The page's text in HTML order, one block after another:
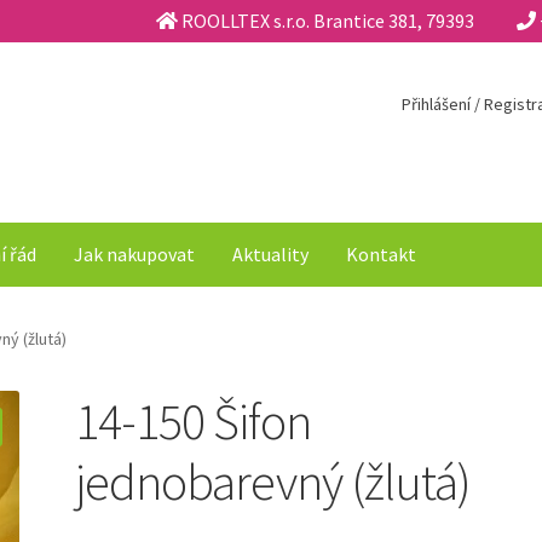
ROOLLTEX s.r.o. Brantice 381, 79393
Přihlášení /
řád Jak nakupovat Aktuality Kontakt
(žlutá)
14-150 Šifon
jednobarevný (žlutá)